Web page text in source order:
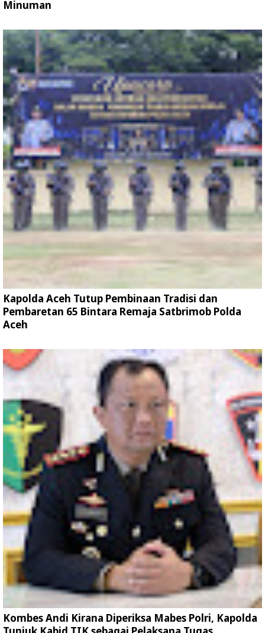
Minuman
Kapolda Aceh Tutup Pembinaan Tradisi dan
Pembaretan 65 Bintara Remaja Satbrimob Polda
Aceh
Kombes Andi Kirana Diperiksa Mabes Polri, Kapolda